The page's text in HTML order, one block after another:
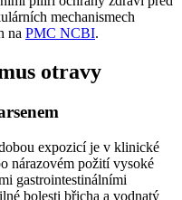
mechanismech
na PMC NCBI.
otravy
expozicí je v klinické
nárazovém požití vysoké
gastrointestinálními
bolesti břicha a vodnatý